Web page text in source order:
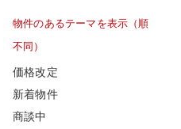
物件のあるテーマを表示（順
不同）
価格改定
新着物件
商談中